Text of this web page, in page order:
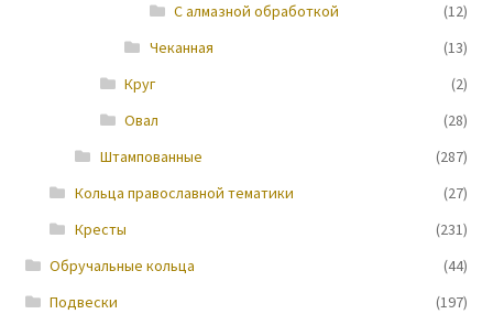
С алмазной обработкой
(12)
Чеканная
(13)
Круг
(2)
Овал
(28)
Штампованные
(287)
Кольца православной тематики
(27)
Кресты
(231)
Обручальные кольца
(44)
Подвески
(197)